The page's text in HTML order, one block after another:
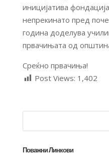
иницијатива
непрекинато пред
година доделува
првачињата од
Среќно првачиња!
Post Views: 1,402
Поважни Линкови